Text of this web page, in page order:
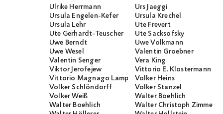
Ulrike Herrmann
Urs Jaeggi
Ursula Engelen-Kefer
Ursula Krechel
Ursula Lehr
Ute Frevert
Ute Gerhardt-Teuscher
Ute Sacksofsky
Uwe Berndt
Uwe Volkmann
Uwe Wesel
Valentin Groebner
Valentin Senger
Vera King
Viktor Jerofejew
Vittorio E. Klostermann
Vittorio Magnago LampugnaniVolker Heins
Volker Schlöndorff
Volker Stanzel
Volker Weiß
Walter Boehlich
Walter Boehlich
Walter Christoph Zimmerli